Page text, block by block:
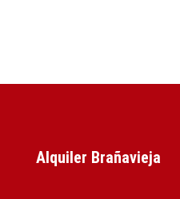
Alquiler Brañavieja